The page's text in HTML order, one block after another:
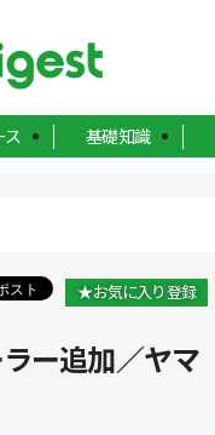
ス 基礎知識
★お気に入り登録
ー追加／ヤマ